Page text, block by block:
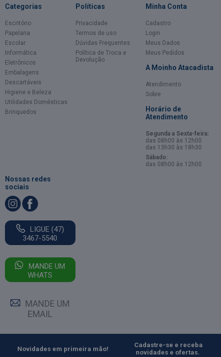
Categorias
Escritório
Papelaria
Escolar
Informática
Eletrônicos
Embalagens
Descartáveis
Higiene e Beleza
Utilidades Domésticas
Brinquedos
Políticas
Privacidade
Termos de uso
Dúvidas Frequentes
Política de Troca e
Devolução
Minha Conta
Cadastro
Login
Meus Dados
Meus Pedidos
A Moinho Atacadista
Atendimento
Sobre
Horário de
Atendimento
Segunda a Sexta-feira:
das 08h00 às 12h00
das 13h30 às 18h30
Sábado:
das 08h00 às 12h00
Nossas redes
sociais
LIGUE (47)
3467-5540
MANDE UM
WHATS
MANDE UM
EMAIL
Novidades em primeira mão!
Cadastre-se e receba
novidades e ofertas.